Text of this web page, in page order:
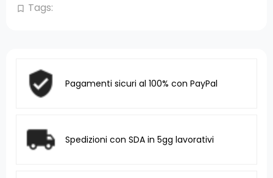
bookmark_border Tags:
Pagamenti sicuri al 100% con PayPal
Spedizioni con SDA in 5gg lavorativi